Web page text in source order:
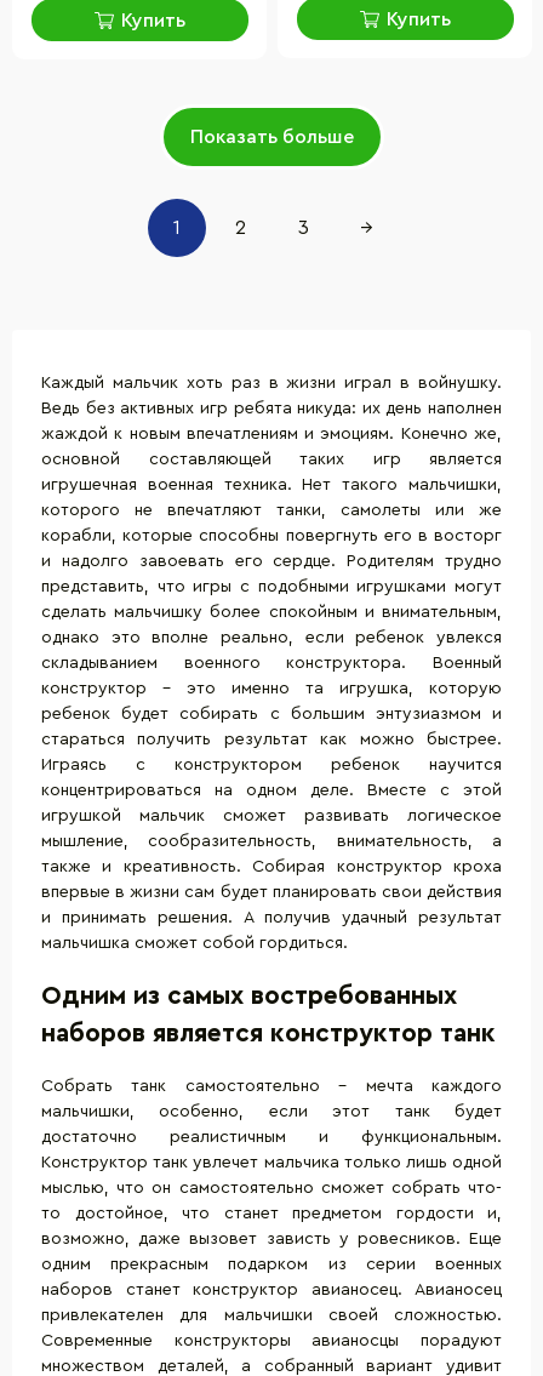
Купить Купить
Показать больше
1 2 3 →
Каждый мальчик хоть раз в жизни играл в войнушку.
Ведь без активных игр ребята никуда: их день наполнен
жаждой к новым впечатлениям и эмоциям. Конечно же,
основной составляющей таких игр является
игрушечная военная техника. Нет такого мальчишки,
которого не впечатляют танки, самолеты или же
корабли, которые способны повергнуть его в восторг
и надолго завоевать его сердце. Родителям трудно
представить, что игры с подобными игрушками могут
сделать мальчишку более спокойным и внимательным,
однако это вполне реально, если ребенок увлекся
складыванием военного конструктора. Военный
конструктор - это именно та игрушка, которую
ребенок будет собирать с большим энтузиазмом и
стараться получить результат как можно быстрее.
Играясь с конструктором ребенок научится
концентрироваться на одном деле. Вместе с этой
игрушкой мальчик сможет развивать логическое
мышление, сообразительность, внимательность, а
также и креативность. Собирая конструктор кроха
впервые в жизни сам будет планировать свои действия
и принимать решения. А получив удачный результат
мальчишка сможет собой гордиться.
Одним из самых востребованных
наборов является конструктор танк
Собрать танк самостоятельно – мечта каждого
мальчишки, особенно, если этот танк будет
достаточно реалистичным и функциональным.
Конструктор танк увлечет мальчика только лишь одной
мыслью, что он самостоятельно сможет собрать что-
то достойное, что станет предметом гордости и,
возможно, даже вызовет зависть у ровесников. Еще
одним прекрасным подарком из серии военных
наборов станет конструктор авианосец. Авианосец
привлекателен для мальчишки своей сложностью.
Современные конструкторы авианосцы порадуют
множеством деталей, а собранный вариант удивит